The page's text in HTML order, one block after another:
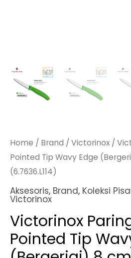
Home / Brand / Victorinox /
Pointed Tip Wavy Edge
(6.7636.L114)
Aksesoris, Brand, Koleksi
Victorinox
Victorinox
Pointed Tip